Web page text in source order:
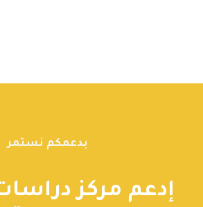
بدعمكم نستمر
إدعم مركز